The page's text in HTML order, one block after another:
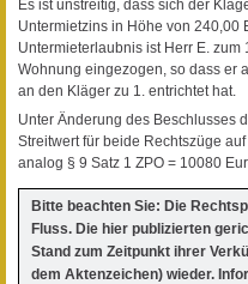
Es ist unstreitig, dass sich der
Untermietzins in Höhe von 240,00
Untermieterlaubnis ist Herr E.
Wohnung eingezogen, so dass er
an den Kläger zu 1. entrichtet hat.
Unter Änderung des Beschlusses
Streitwert für beide Rechtszüge
analog § 9 Satz 1 ZPO = 10080
Bitte beachten Sie: Die
Fluss. Die hier publizierten
Stand zum Zeitpunkt ihrer
dem Aktenzeichen) wieder.